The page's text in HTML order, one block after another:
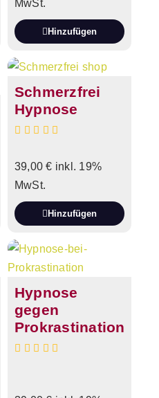
MwSt.
Hinzufügen
Schmerzfrei
Hypnose
39,00€ inkl. 19%
MwSt.
Hinzufügen
Hypnose
gegen
Prokrastination